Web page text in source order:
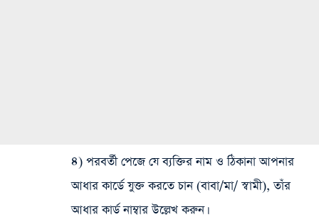
৪) পরবর্তী পেজে যে ব্যক্তির নাম ও ঠিকানা আপনার
আধার কার্ডে যুক্ত করতে চান (বাবা/মা/ স্বামী), তাঁর
আধার কার্ড নাম্বার উল্লেখ করুন।